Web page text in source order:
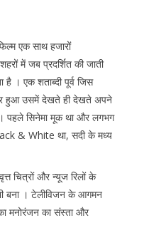
एक साथ हजारों
में जब प्रदर्शित की जाती
। एक शताब्दी पूर्व जिस
हुआ उसमें देखते ही देखते अपने
। पहले सिनेमा मूक था और लगभग
& White था, सदी के मध्य
चित्रों और न्यूज रिलों के
भी बना । टेलीविजन के आगमन
मनोरंजन का संस्ता और